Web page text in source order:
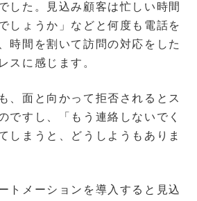
した。見込み顧客は忙しい時間
しょうか」などと何度も電話を
時間を割いて訪問の対応をした
スに感じます。
、面と向かって拒否されるとス
ですし、「もう連絡しないでく
しまうと、どうしようもありま
トメーションを導入すると見込